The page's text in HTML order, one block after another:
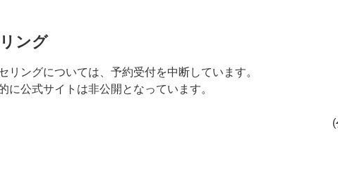
ング
リングについては、予約受付を中断しています。
に公式サイトは非公開となっています。
(